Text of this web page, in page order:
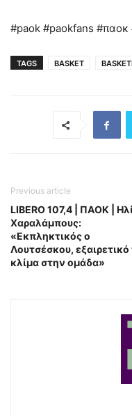
#paok #paokfans
TAGS BASKET
Previous article
LIBERO 107,4 | ΠΑΟΚ |
Χαραλάμπους:
«Εκπληκτικός ο
Λουτσέσκου, εξαιρετικό
κλίμα στην ομάδα»